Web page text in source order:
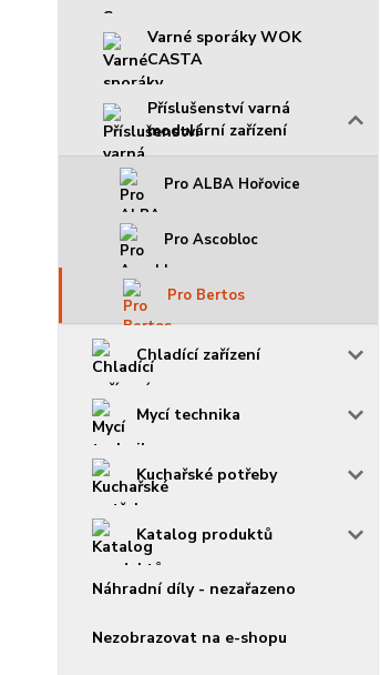
Varné sporáky WOK
CASTA
Příslušenství varná
modulární zařízení
Pro ALBA Hořovice
Pro Ascobloc
Pro Bertos
Chladící zařízení
Mycí technika
Kuchařské potřeby
Katalog produktů
Náhradní díly - nezařazeno
Nezobrazovat na e-shopu